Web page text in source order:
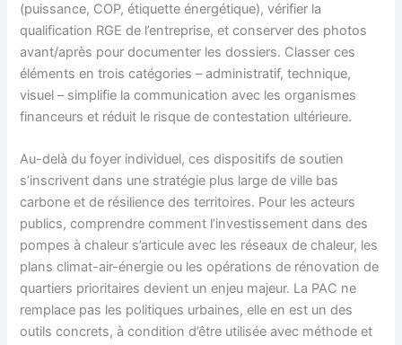
(puissance, COP, étiquette énergétique), vérifier la
qualification RGE de l’entreprise, et conserver des photos
avant/après pour documenter les dossiers. Classer ces
éléments en trois catégories – administratif, technique,
visuel – simplifie la communication avec les organismes
financeurs et réduit le risque de contestation ultérieure.
Au-delà du foyer individuel, ces dispositifs de soutien
s’inscrivent dans une stratégie plus large de ville bas
carbone et de résilience des territoires. Pour les acteurs
publics, comprendre comment l’investissement dans des
pompes à chaleur s’articule avec les réseaux de chaleur, les
plans climat-air-énergie ou les opérations de rénovation de
quartiers prioritaires devient un enjeu majeur. La PAC ne
remplace pas les politiques urbaines, elle en est un des
outils concrets, à condition d’être utilisée avec méthode et